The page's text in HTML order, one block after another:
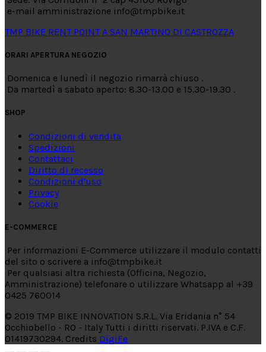
e-mail amministrazione info@tmpbike.it
TMP BIKE RENT POINT A SAN MARTINO DI CASTROZZA
ORARI APERTURA NEGOZIO
Domenica e lunedì il negozio rimarrà chiuso .
Da martedì a sabato aperto: 8.30-13.00 e 15.30-19.30 .
SHOP
Condizioni di vendita
Spedizioni
Contattaci
Diritto di recesso
Condizioni d'uso
Privacy
Cookie
E-COMMERCE
Per informazioni E-Commerce utilizzare il modulo contatti
del sito o scrivere a info@tmpbike.it
Per qualsiasi altra richiesta (Officina, Negozio,
Amministrazione) telefonare o utilizzare Whatsapp al +39
0425 760014
© 2019 TMP BIKE INNOVATION S.R.L. Via Eridania n° 54
Occhiobello - RO - Italy Tutti i diritti riservati. P.IVA e C.F.
01419730294. Credits DigiFe